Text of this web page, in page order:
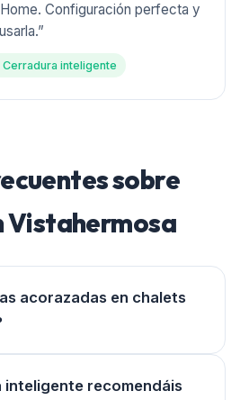
Configuración perfecta y
”
Cerradura inteligente
sobre
Vistahermosa
acorazadas en chalets
inteligente recomendáis